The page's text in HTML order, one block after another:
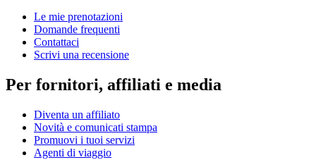
Le mie prenotazioni
Domande frequenti
Contattaci
Scrivi una recensione
Per fornitori, affiliati e media
Diventa un affiliato
Novità e comunicati stampa
Promuovi i tuoi servizi
Agenti di viaggio